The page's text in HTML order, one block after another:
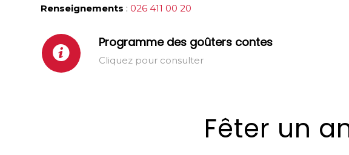
Renseignements : 026 411 00 20
Programme des goûters contes
Cliquez pour consulter
Fêter un